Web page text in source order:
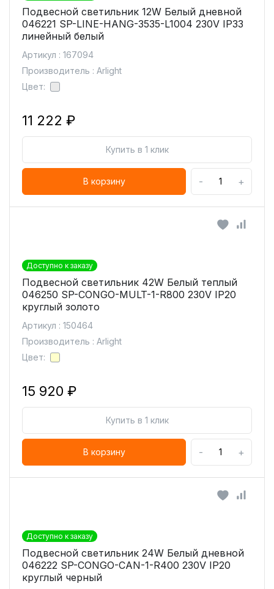
Подвесной светильник 12W Белый дневной
046221 SP-LINE-HANG-3535-L1004 230V IP33
линейный белый
Артикул : 167094
Производитель : Arlight
Цвет:
11 222 ₽
Купить в 1 клик
В корзину - +
Доступно к заказу
Подвесной светильник 42W Белый теплый
046250 SP-CONGO-MULT-1-R800 230V IP20
круглый золото
Артикул : 150464
Производитель : Arlight
Цвет:
15 920 ₽
Купить в 1 клик
В корзину - +
Доступно к заказу
Подвесной светильник 24W Белый дневной
046222 SP-CONGO-CAN-1-R400 230V IP20
круглый черный